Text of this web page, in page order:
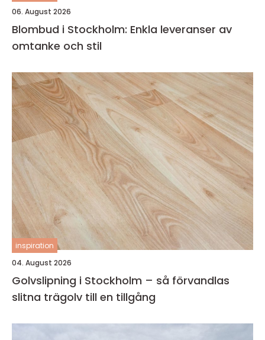
06. August 2026
Blombud i Stockholm: Enkla leveranser av
omtanke och stil
inspiration
04. August 2026
Golvslipning i Stockholm – så förvandlas
slitna trägolv till en tillgång